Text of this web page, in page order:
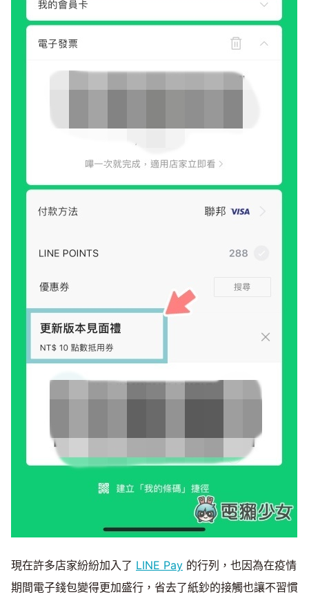
現在許多店家紛紛加入了 LINE Pay 的行列，也因為在疫情
期間電子錢包變得更加盛行，省去了紙鈔的接觸也讓不習慣